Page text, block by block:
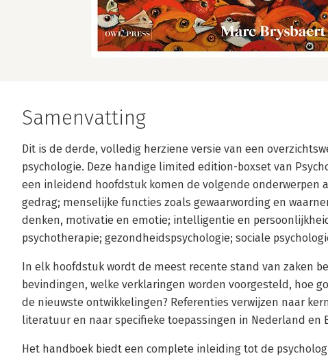
Samenvatting
Dit is de derde, volledig herziene versie van een
psychologie. Deze handige limited edition-boxset van
een inleidend hoofd­stuk komen de volgende onderwerpen
gedrag; menselijke functies zoals gewaarwording en
denken, motiva­tie en emotie; intelligentie en
psychotherapie; gezondheidspsychologie; sociale
In elk hoofdstuk wordt de meest recente stand van zaken
bevindingen, welke verkla­ringen worden voorgesteld, hoe
de nieuwste ont­wikkelingen? Referenties verwijzen naar
literatuur en naar specifieke toepassingen in Nederland en
Het handboek biedt een complete inleiding tot de